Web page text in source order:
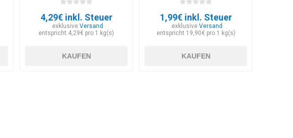
4,29€ inkl. Steuer
exklusiveVersand
entspricht 4,29€ pro 1 kg(s)
KAUFEN
1,99€ inkl. Steuer
exklusiveVersand
entspricht 19,90€ pro 1 kg(s)
KAUFEN